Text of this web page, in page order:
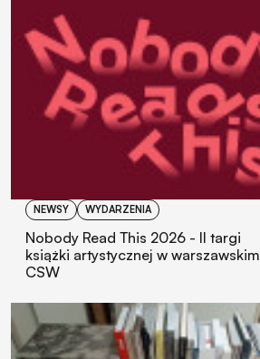
NEWSY WYDARZENIA
Nobody Read This 2026 - II targi
książki artystycznej w warszawskim
CSW